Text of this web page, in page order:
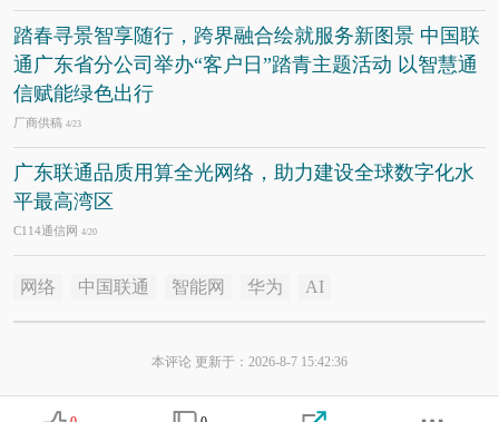
踏春寻景智享随行，跨界融合绘就服务新图景 中国联
通广东省分公司举办“客户日”踏青主题活动 以智慧通
信赋能绿色出行
厂商供稿 4/23
广东联通品质用算全光网络，助力建设全球数字化水
平最高湾区
C114通信网 4/20
网络 中国联通 智能网 华为 AI
本评论 更新于：2026-8-7 15:42:36